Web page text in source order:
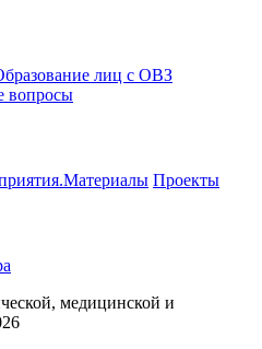
лиц с ОВЗ
вопросы
Проекты
медицинской и